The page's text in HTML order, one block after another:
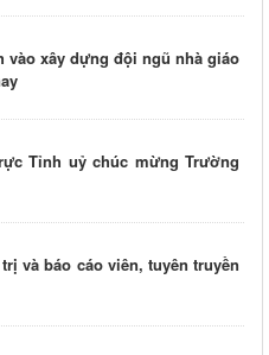
vào xây dựng đội ngũ nhà giáo
Tỉnh uỷ chúc mừng Trường
và báo cáo viên, tuyên truyền